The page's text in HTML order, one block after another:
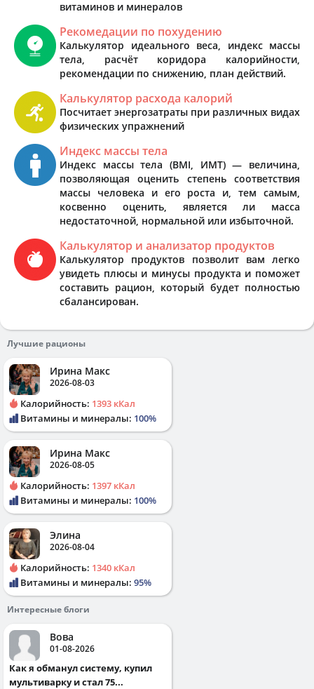
витаминов и минералов
Рекомедации по похудению
Калькулятор идеального веса, индекс массы
тела, расчёт коридора калорийности,
рекомендации по снижению, план действий.
Калькулятор расхода калорий
Посчитает энергозатраты при различных видах
физических упражнений
Индекс массы тела
Индекс массы тела (BMI, ИМТ) — величина,
позволяющая оценить степень соответствия
массы человека и его роста и, тем самым,
косвенно оценить, является ли масса
недостаточной, нормальной или избыточной.
Калькулятор и анализатор продуктов
Калькулятор продуктов позволит вам легко
увидеть плюсы и минусы продукта и поможет
составить рацион, который будет полностью
сбалансирован.
Лучшие рационы
Ирина Макс
2026-08-03
Калорийность: 1393 кКал
Витамины и минералы: 100%
Ирина Макс
2026-08-05
Калорийность: 1397 кКал
Витамины и минералы: 100%
Элина
2026-08-04
Калорийность: 1340 кКал
Витамины и минералы: 95%
Интересные блоги
Вова
01-08-2026
Как я обманул систему, купил
мультиварку и стал 75...